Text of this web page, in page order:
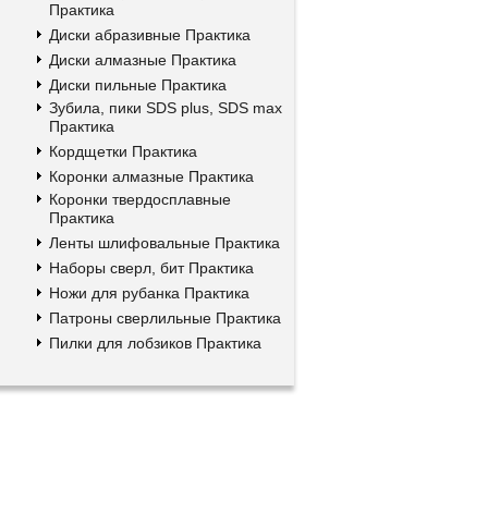
Практика
Диски абразивные Практика
Диски алмазные Практика
Диски пильные Практика
Зубила, пики SDS plus, SDS max
Практика
Кордщетки Практика
Коронки алмазные Практика
Коронки твердосплавные
Практика
Ленты шлифовальные Практика
Наборы сверл, бит Практика
Ножи для рубанка Практика
Патроны сверлильные Практика
Пилки для лобзиков Практика